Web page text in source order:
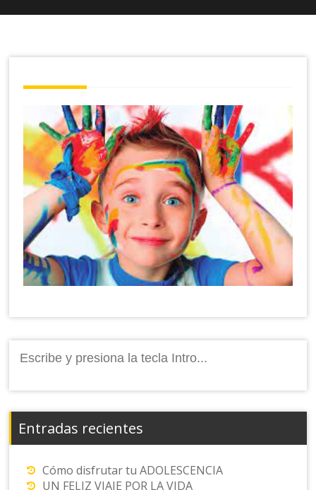
Entradas recientes
Cómo disfrutar tu ADOLESCENCIA
UN FELIZ VIAJE POR LA VIDA